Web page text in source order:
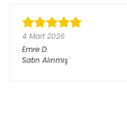
4 Mart 2026
Emre D.
Satın Alınmış